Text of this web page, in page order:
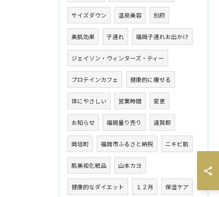
サイズダウン 温泉美容 別府
美肌効果 子連れ 福岡子連れお出かけ
ジェイソン・ウィンターズ・ティー
プロテインカフェ 健康的に痩せる
体にやさしい 営業時間 変更
お知らせ 福岡量り売り 遠賀郡
岡垣町 福岡市ふるさと納税 ニキビ肌
肌美和化粧品 山本カヨ
健康的なダイエット １２月 保湿ケア